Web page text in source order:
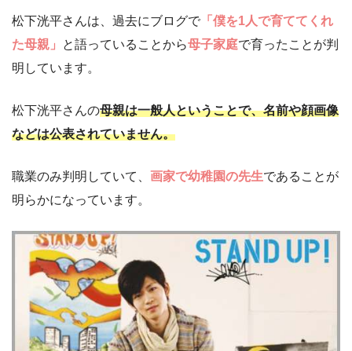
松下洸平さんは、過去にブログで 「僕を1人で育ててくれ
た母親」
と語っていることから母子家庭で育ったことが判
明しています。
松下洸平さんの母親は一般人ということで、名前や顔画像
などは公表されていません。
職業のみ判明していて、 画家で幼稚園の先生であることが
明らかになっています。